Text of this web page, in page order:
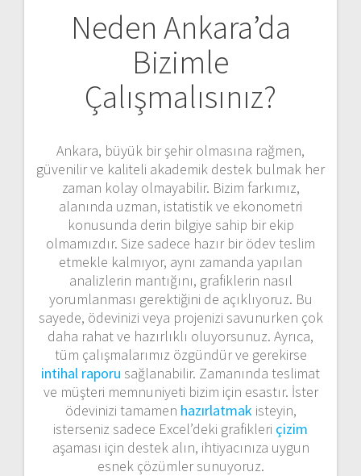
Neden Ankara’da
Bizimle
Çalışmalısınız?
Ankara, büyük bir şehir olmasına rağmen,
güvenilir ve kaliteli akademik destek bulmak her
zaman kolay olmayabilir. Bizim farkımız,
alanında uzman, istatistik ve ekonometri
konusunda derin bilgiye sahip bir ekip
olmamızdır. Size sadece hazır bir ödev teslim
etmekle kalmıyor, aynı zamanda yapılan
analizlerin mantığını, grafiklerin nasıl
yorumlanması gerektiğini de açıklıyoruz. Bu
sayede, ödevinizi veya projenizi savunurken çok
daha rahat ve hazırlıklı oluyorsunuz. Ayrıca,
tüm çalışmalarımız özgündür ve gerekirse
intihal raporu sağlanabilir. Zamanında teslimat
ve müşteri memnuniyeti bizim için esastır. İster
ödevinizi tamamen hazırlatmakisteyin,
isterseniz sadece Excel’deki grafikleri çizim
aşaması için destek alın, ihtiyacınıza uygun
esnek çözümler sunuyoruz.